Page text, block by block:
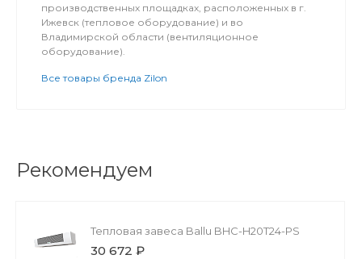
производственных площадках, расположенных в г.
Ижевск (тепловое оборудование) и во
Владимирской области (вентиляционное
оборудование).
Все товары бренда Zilon
Рекомендуем
Тепловая завеса Ballu BHC-H20T24-PS
30 672 ₽